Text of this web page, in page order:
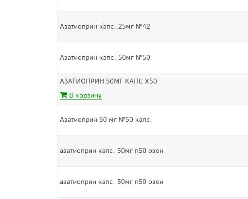
Азатиоприн капс. 25мг №42
Азатиоприн капс. 50мг №50
АЗАТИОПРИН 50МГ КАПС Х50
В корзину
Азатиоприн 50 мг №50 капс.
азатиоприн капс. 50мг n50 озон
азатиоприн капс. 50мг n50 озон